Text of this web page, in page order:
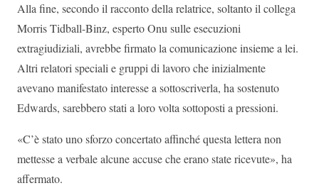
Alla fine, secondo il racconto della relatrice, soltanto il collega
Morris Tidball-Binz, esperto Onu sulle esecuzioni
extragiudiziali, avrebbe firmato la comunicazione insieme a lei.
Altri relatori speciali e gruppi di lavoro che inizialmente
avevano manifestato interesse a sottoscriverla, ha sostenuto
Edwards, sarebbero stati a loro volta sottoposti a pressioni.
«C’è stato uno sforzo concertato affinché questa lettera non
mettesse a verbale alcune accuse che erano state ricevute», ha
affermato.